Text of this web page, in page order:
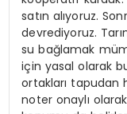
satın alıyoruz.
devrediyoruz.
su bağlamak
için yasal olarak
ortakları tapudan
noter onaylı